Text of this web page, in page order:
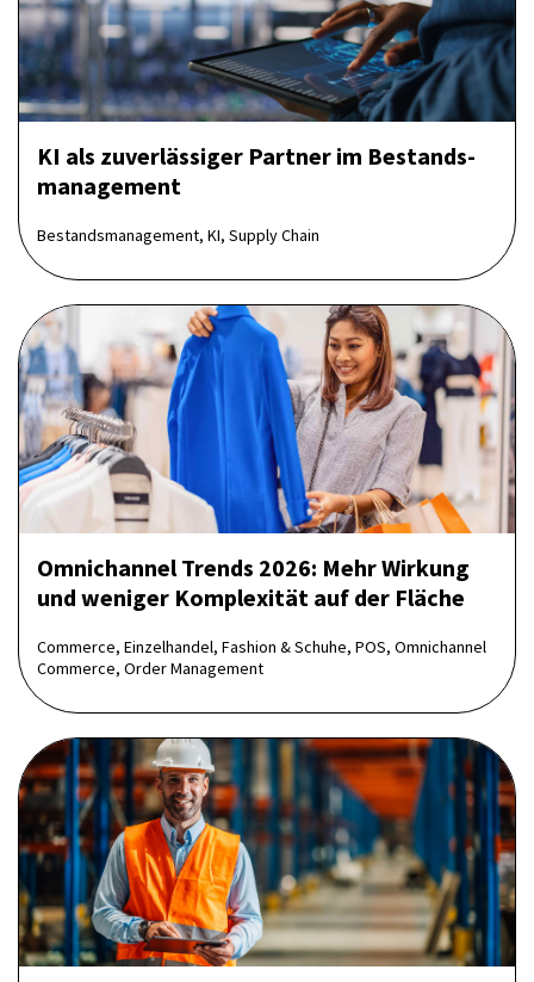
KI als zuverlässiger Partner im Bestands­
management
Bestandsmanagement, KI, Supply Chain
Omnichannel Trends 2026: Mehr Wirkung
und weniger Komplexität auf der Fläche
Commerce, Einzelhandel, Fashion & Schuhe, POS, Omnichannel
Commerce, Order Management